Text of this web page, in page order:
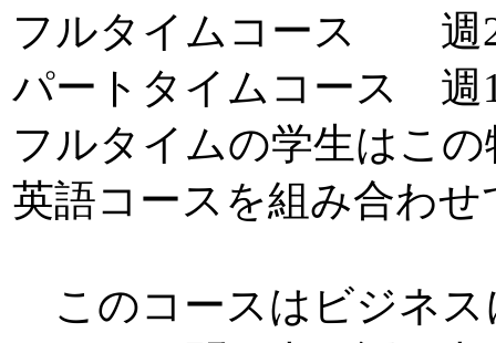
フルタイムコース
パートタイムコース 週
フルタイムの学生はこ
英語コースを組み合わ
このコースはビジネス